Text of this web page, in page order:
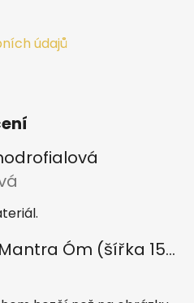
údajů
5 hvězdiček.
Měděný náramek Mantra Óm (šířka 15 mm)
5 hvězdiček.